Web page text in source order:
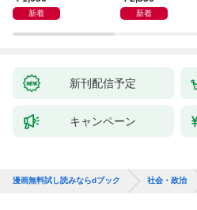
新着 新着
新刊配信予定
キャンペーン
漫画無料試し読みならdブック 社会・政治